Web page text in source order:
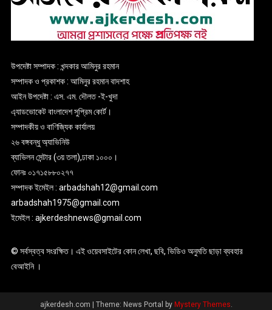
উপদেষ্টা সম্পাদক : খন্দকার আমিনুর রহমান
সম্পাদক ও প্রকাশক : আমিনুর রহমান বাদশাহ
আইন উপদেষ্টা : এস. এম. দৌলত -ই-খুদা
এ্যাডভোকেট বাংলাদেশ সুপ্রিম কোর্ট।
সম্পাদকীয় ও বাণিজ্যিক কার্যালয়
২৬ বঙ্গবন্ধু অ্যাভিনিউ
ব্যাভিলন সেন্টার (৩য় তলা),ঢাকা ১০০০।
ফোনঃ ০১৭১৫৮৮০২৭৭
সম্পাদক ইমেইল : arbadshah12@gmail.com
arbadshah1975@gmail.com
ইমেইল : ajkerdeshnews@gmail.com
© সর্বস্বত্ব সংরক্ষিত। এই ওয়েবসাইটের কোন লেখা, ছবি, ভিডিও অনুমতি ছাড়া ব্যবহার
বেআইনি ।
ajkerdesh.com Theme: News Portal by Mystery Themes.